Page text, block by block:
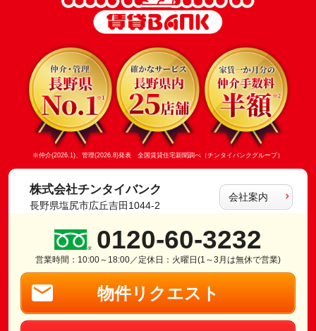
※仲介(2026.1)、管理(2026.8)発表 全国賃貸住宅新聞調べ（チンタイバンクグループ）
株式会社チンタイバンク
長野県塩尻市広丘吉田1044-2
会社案内
0120-60-3232
営業時間：10:00～18:00／定休日：火曜日(1～3月は無休で営業)
物件リクエスト